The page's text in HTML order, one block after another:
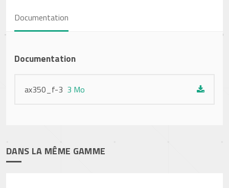
Documentation
Documentation
ax350_f-3 3 Mo
DANS LA MÊME GAMME